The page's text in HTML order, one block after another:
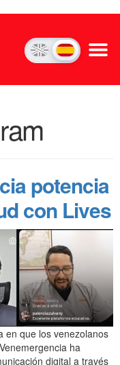
potencia
con Lives
en que los venezolanos
ha
digital a través